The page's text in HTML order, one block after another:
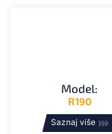
Model:
R190
Saznaj više